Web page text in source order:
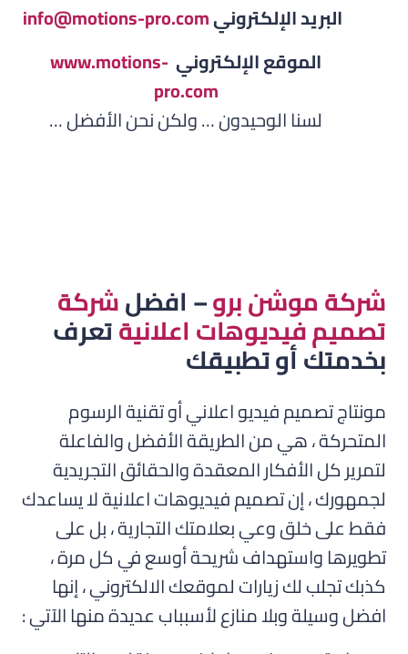
البريد الإلكترونيinfo@motions-pro.com
الموقع الإلكتروني www.motions-
pro.com
لسنا الوحيدون … ولكن نحن الأفضل …
شركة موشن برو– افضلشركة
تصميم فيديوهات اعلانيةتعرف
بخدمتك أو تطبيقك
مونتاج تصميم فيديو اعلاني أو تقنية الرسوم
المتحركة ، هي من الطريقة الأفضل والفاعلة
لتمرير كل الأفكار المعقدة والحقائق التجريدية
لجمهورك ، إن تصميم فيديوهات اعلانية لا يساعدك
فقط على خلق وعي بعلامتك التجارية ، بل على
تطويرها واستهداف شريحة أوسع في كل مرة ،
كذبك تجلب لك زيارات لموقعك الالكتروني ، إنها
افضل وسيلة وبلا منازع لأسبباب عديدة منها الآتي :